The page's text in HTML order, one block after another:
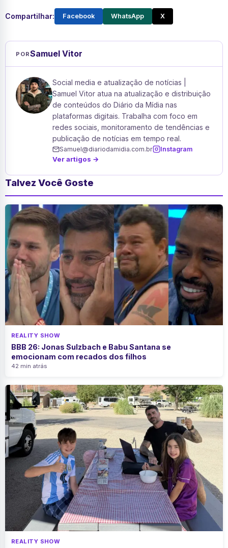
Compartilhar: Facebook WhatsApp X
PORSamuel Vitor
Social media e atualização de notícias |
Samuel Vitor atua na atualização e distribuição
de conteúdos do Diário da Mídia nas
plataformas digitais. Trabalha com foco em
redes sociais, monitoramento de tendências e
publicação de notícias em tempo real.
Samuel@diariodamidia.com.br Instagram
Ver artigos →
Talvez Você Goste
REALITY SHOW
BBB 26: Jonas Sulzbach e Babu Santana se
emocionam com recados dos filhos
42 min atrás
REALITY SHOW